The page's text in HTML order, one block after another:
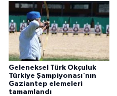
Geleneksel Türk Okçuluk
Türkiye Şampiyonası'nın
Gaziantep elemeleri
tamamlandı